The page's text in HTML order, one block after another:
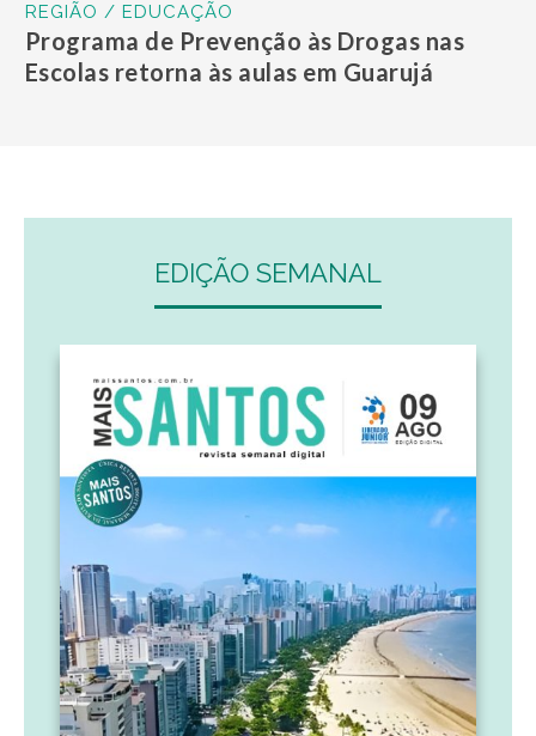
REGIÃO / EDUCAÇÃO
Programa de Prevenção às Drogas nas
Escolas retorna às aulas em Guarujá
EDIÇÃO SEMANAL